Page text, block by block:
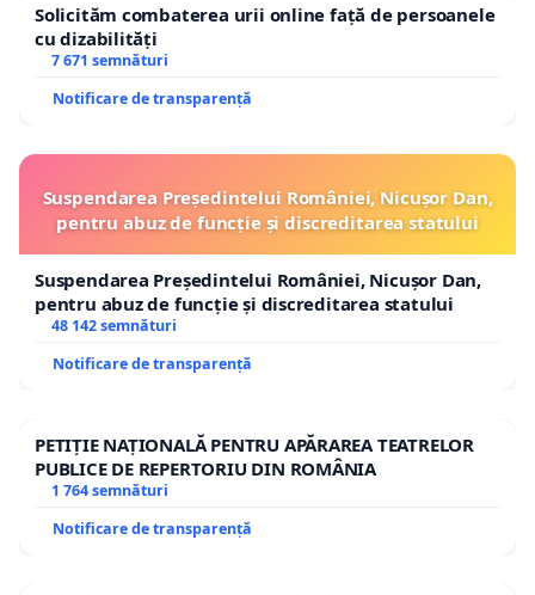
Solicităm combaterea urii online față de persoanele
cu dizabilități
7 671 semnături
Notificare de transparență
Suspendarea Președintelui României, Nicușor Dan,
pentru abuz de funcție și discreditarea statului
Suspendarea Președintelui României, Nicușor Dan,
pentru abuz de funcție și discreditarea statului
48 142 semnături
Notificare de transparență
PETIȚIE NAȚIONALĂ PENTRU APĂRAREA TEATRELOR
PUBLICE DE REPERTORIU DIN ROMÂNIA
1 764 semnături
Notificare de transparență